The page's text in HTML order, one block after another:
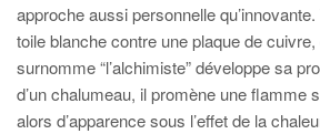
approche aussi personnelle qu’innovante.
toile blanche contre une plaque de cuivre,
surnomme “l’alchimiste” développe sa
d’un chalumeau, il promène une flamme
alors d’apparence sous l’effet de la